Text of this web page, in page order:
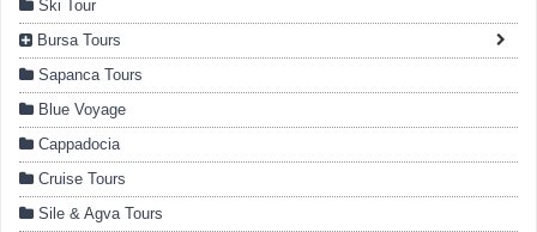
Ski Tour
Bursa Tours
Sapanca Tours
Blue Voyage
Cappadocia
Cruise Tours
Sile & Agva Tours